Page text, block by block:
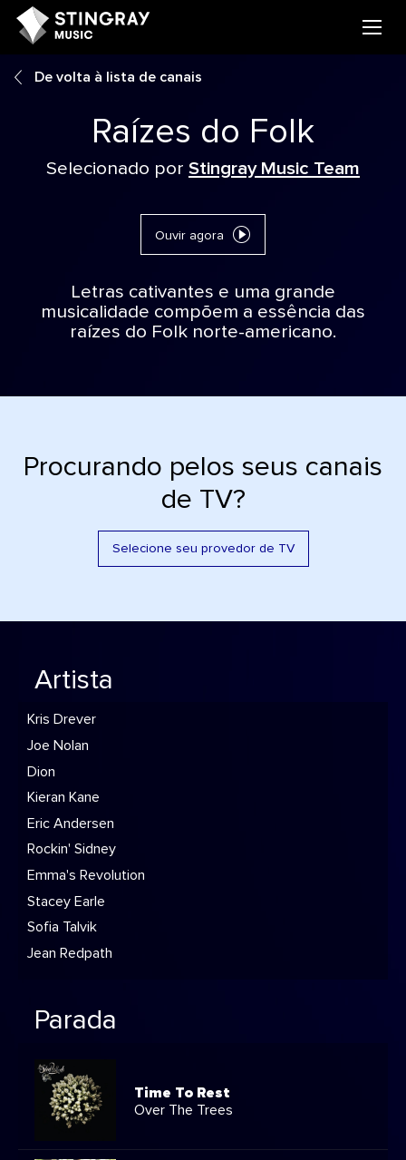
De volta à lista de canais
Raízes do Folk
Selecionado por Stingray Music Team
Ouvir agora
Letras cativantes e uma grande
musicalidade compõem a essência das
raízes do Folk norte-americano.
Procurando pelos seus canais
de TV?
Selecione seu provedor de TV
Artista
Kris Drever
Joe Nolan
Dion
Kieran Kane
Eric Andersen
Rockin' Sidney
Emma's Revolution
Stacey Earle
Sofia Talvik
Jean Redpath
Parada
Time To Rest
Over The Trees